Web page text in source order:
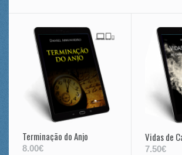
Terminação do Anjo
8.00€ 7.50€